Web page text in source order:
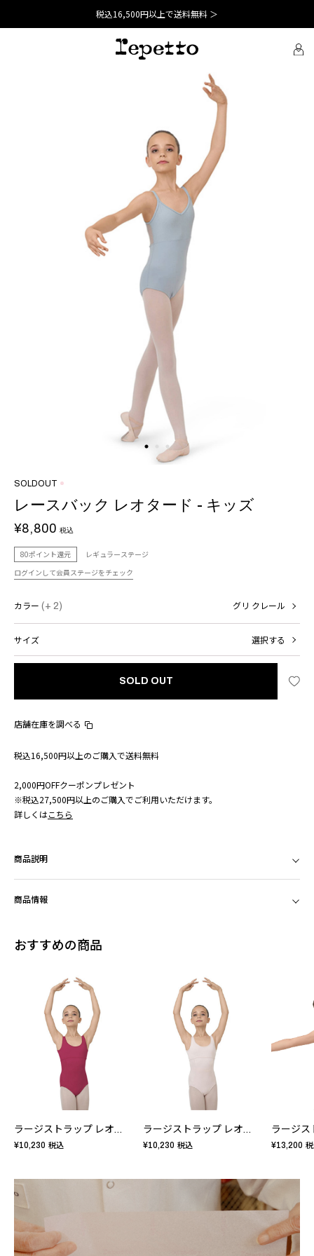
税込16,500円以上で送料無料 ＞
SOLDOUT
レースバック レオタード - キッズ
¥8,800 税込
80ポイント還元
レギュラーステージ
ログインして会員ステージをチェック
カラー (+ 2) グリ クレール
サイズ 選択する
SOLD OUT
店舗在庫を調べる
税込16,500円以上のご購入で送料無料
2,000円OFFクーポンプレゼント
※税込27,500円以上のご購入でご利用いただけます。
詳しくはこちら
商品説明
商品情報
おすすめの商品
ラージストラップ レオタード - キッズ
¥10,230 税込
ラージストラップ レオタード - キッズ
¥10,230 税込 ¥13,200